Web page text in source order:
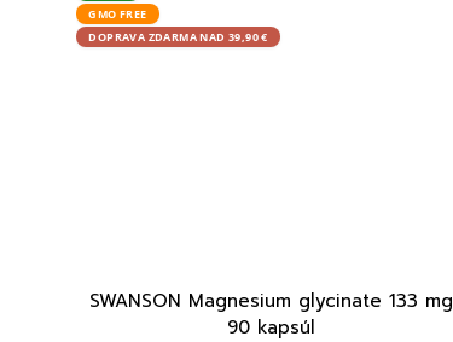
GMO FREE
DOPRAVA ZDARMA NAD 39,90 €
SWANSON Magnesium glycinate 133 mg
90 kapsúl